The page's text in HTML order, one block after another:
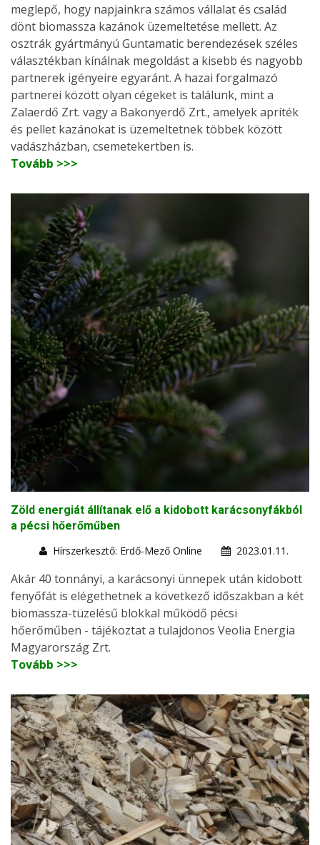
meglepő, hogy napjainkra számos vállalat és család
dönt biomassza kazánok üzemeltetése mellett. Az
osztrák gyártmányú Guntamatic berendezések széles
választékban kínálnak megoldást a kisebb és nagyobb
partnerek igényeire egyaránt. A hazai forgalmazó
partnerei között olyan cégeket is találunk, mint a
Zalaerdő Zrt. vagy a Bakonyerdő Zrt., amelyek apríték
és pellet kazánokat is üzemeltetnek többek között
vadászházban, csemetekertben is.
Tovább >>>
Zöld energiát állítanak elő a kidobott karácsonyfákból
a pécsi hőerőműben
Hírszerkesztő: Erdő-Mező Online
2023.01.11.
Akár 40 tonnányi, a karácsonyi ünnepek után kidobott
fenyőfát is elégethetnek a következő időszakban a két
biomassza-tüzelésű blokkal működő pécsi
hőerőműben - tájékoztat a tulajdonos Veolia Energia
Magyarország Zrt.
Tovább >>>